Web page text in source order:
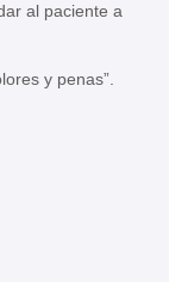
al paciente a
y penas”.⁣